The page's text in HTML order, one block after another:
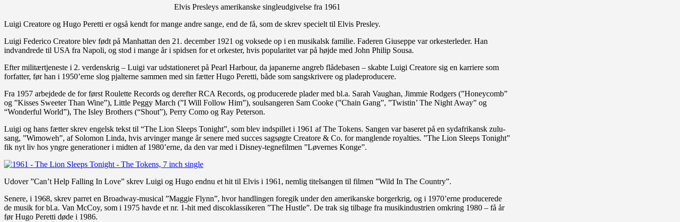
Elvis Presleys amerikanske singleudgivelse fra 1961
Luigi Creatore og Hugo Peretti er også kendt for mange andre sange, end de få, som de skrev specielt til Elvis Presley.
Luigi Federico Creatore blev født på Manhattan den 21. december 1921 og voksede op i en musikalsk familie. Faderen Giuseppe var orkesterleder. Han
indvandrede til USA fra Napoli, og stod i mange år i spidsen for et orkester, hvis popularitet var på højde med John Philip Sousa.
Efter militærtjeneste i 2. verdenskrig – Luigi var udstationeret på Pearl Harbour, da japanerne angreb flådebasen – skabte Luigi Creatore sig en karriere som
forfatter, før han i 1950’erne slog pjalterne sammen med sin fætter Hugo Peretti, både som sangskrivere og pladeproducere.
Fra 1957 arbejdede de for først Roulette Records og derefter RCA Records, og producerede plader med bl.a. Sarah Vaughan, Jimmie Rodgers (”Honeycomb”
og ”Kisses Sweeter Than Wine”), Little Peggy March (”I Will Follow Him”), soulsangeren Sam Cooke (”Chain Gang”, ”Twistin’ The Night Away” og
“Wonderful World”), The Isley Brothers (“Shout”), Perry Como og Ray Peterson.
Luigi og hans fætter skrev engelsk tekst til “The Lion Sleeps Tonight”, som blev indspillet i 1961 af The Tokens. Sangen var baseret på en sydafrikansk zulu-
sang, ”Wimoweh”, af Solomon Linda, hvis arvinger mange år senere med succes sagsøgte Creatore & Co. for manglende royalties. ”The Lion Sleeps Tonight”
fik nyt liv hos yngre generationer i midten af 1980’erne, da den var med i Disney-tegnefilmen ”Løvernes Konge”.
Udover ”Can’t Help Falling In Love” skrev Luigi og Hugo endnu et hit til Elvis i 1961, nemlig titelsangen til filmen ”Wild In The Country”.
Senere, i 1968, skrev parret en Broadway-musical ”Maggie Flynn”, hvor handlingen foregik under den amerikanske borgerkrig, og i 1970’erne producerede
de musik for bl.a. Van McCoy, som i 1975 havde et nr. 1-hit med discoklassikeren ”The Hustle”. De trak sig tilbage fra musikindustrien omkring 1980 – få år
før Hugo Peretti døde i 1986.